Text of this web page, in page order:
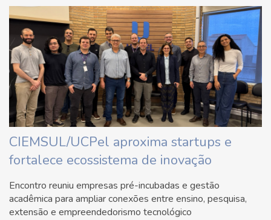
CIEMSUL/UCPel aproxima startups e
fortalece ecossistema de inovação
Encontro reuniu empresas pré-incubadas e gestão
acadêmica para ampliar conexões entre ensino, pesquisa,
extensão e empreendedorismo tecnológico